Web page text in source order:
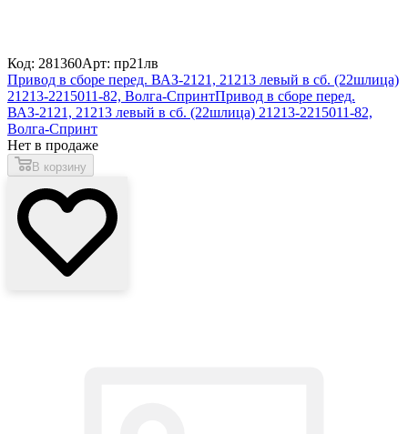
Код: 281360Арт: пр21лв
Привод в сборе перед. ВАЗ-2121, 21213 левый в сб. (22шлица)
21213-2215011-82, Волга-СпринтПривод в сборе перед.
ВАЗ-2121, 21213 левый в сб. (22шлица) 21213-2215011-82,
Волга-Спринт
Нет в продаже
В корзину